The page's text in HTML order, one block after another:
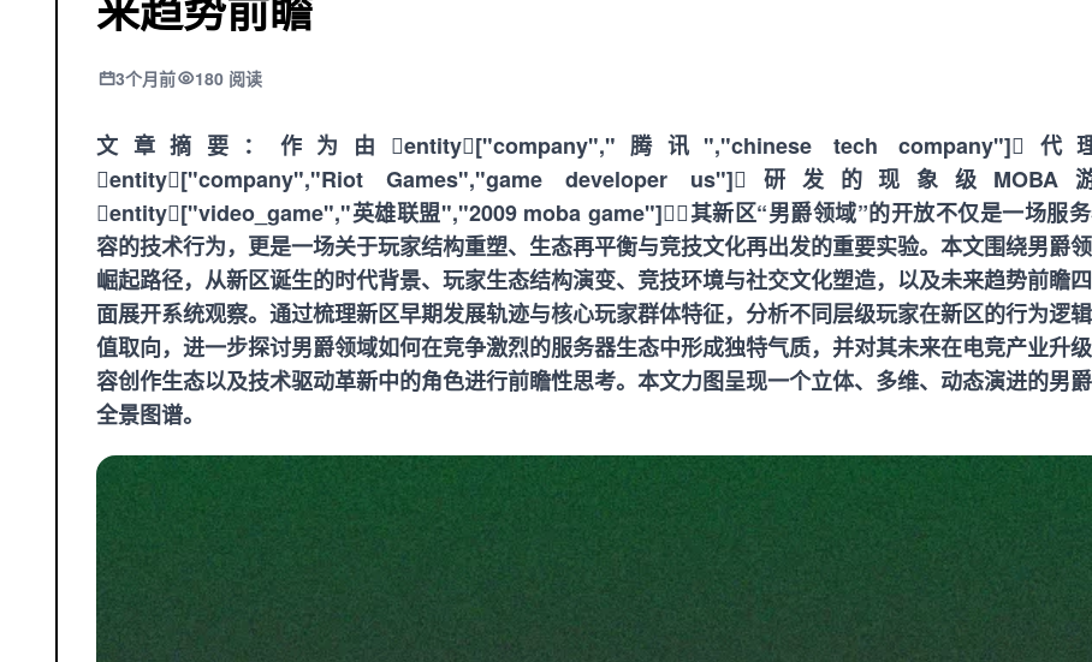
3个月前 180 阅读
文章摘要：作为由entity["company","腾讯","chinese tech company"]代
entity["company","Riot Games","game developer us"]研发的现象级MOBA
entity["video_game","英雄联盟","2009 moba game"]，其新区“男爵领域”的开放不仅是一场服
容的技术行为，更是一场关于玩家结构重塑、生态再平衡与竞技文化再出发的重要实验。本文围绕男爵
崛起路径，从新区诞生的时代背景、玩家生态结构演变、竞技环境与社交文化塑造，以及未来趋势前瞻
面展开系统观察。通过梳理新区早期发展轨迹与核心玩家群体特征，分析不同层级玩家在新区的行为逻
值取向，进一步探讨男爵领域如何在竞争激烈的服务器生态中形成独特气质，并对其未来在电竞产业升
容创作生态以及技术驱动革新中的角色进行前瞻性思考。本文力图呈现一个立体、多维、动态演进的男
全景图谱。